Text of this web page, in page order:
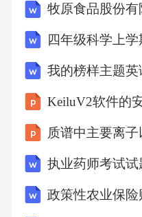
时，甲，乙两表示数
“_表，两电阻大小之
使两表均有正常示数
则P1：P2为_.20.如
杯子甲、乙放置于水
接触面积之比为1：2
对桌面的压强均为
中放回原处后，甲杯
四年级科学上
我的榜样主题
质谱中主要离
执业药师考试试
政策性农业保